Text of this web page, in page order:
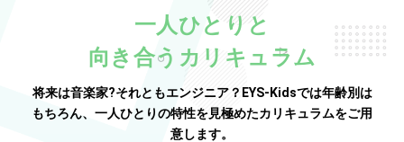
一人ひとりと
向き合うカリキュラム
将来は音楽家?それともエンジニア？EYS-Kidsでは年齢別は
もちろん、一人ひとりの特性を見極めたカリキュラムをご用
意します。